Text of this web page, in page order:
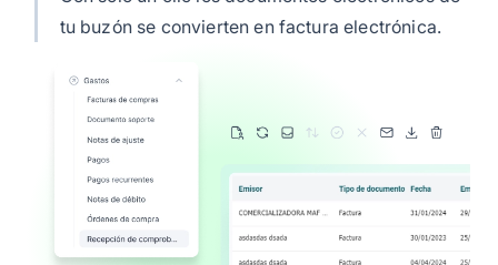
tu buzón se convierten en factura electrónica.